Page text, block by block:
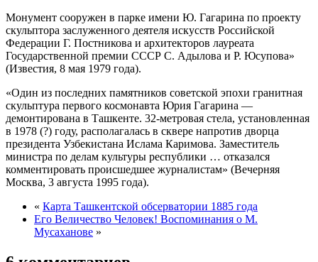
Монумент сооружен в парке имени Ю. Гагарина по проекту
скульптора заслуженного деятеля искусств Российской
Федерации Г. Постникова и архитекторов лауреата
Государственной премии СССР С. Адылова и Р. Юсупова»
(Известия, 8 мая 1979 года).
«Один из последних памятников советской эпохи гранитная
скульптура первого космонавта Юрия Гагарина —
демонтирована в Ташкенте. 32-метровая стела, установленная
в 1978 (?) году, располагалась в сквере напротив дворца
президента Узбекистана Ислама Каримова. Заместитель
министра по делам культуры республики … отказался
комментировать происшедшее журналистам» (Вечерняя
Москва, 3 августа 1995 года).
« Карта Ташкентской обсерватории 1885 года
Его Величество Человек! Воспоминания о М.
Мусаханове »